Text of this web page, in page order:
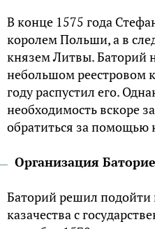
В конце 1575 года
королем Польши, а в
князем Литвы. Баторий
небольшом реестровом
году распустил его.
необходимость вскоре
обратиться за помощью
Организация
Баторий решил подойти
казачества с